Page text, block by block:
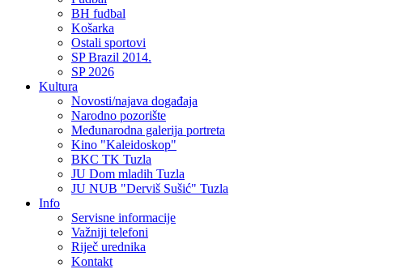
BH fudbal
Košarka
Ostali sportovi
SP Brazil 2014.
SP 2026
Kultura
Novosti/najava događaja
Narodno pozorište
Međunarodna galerija portreta
Kino "Kaleidoskop"
BKC TK Tuzla
JU Dom mladih Tuzla
JU NUB "Derviš Sušić" Tuzla
Info
Servisne informacije
Važniji telefoni
Riječ urednika
Kontakt